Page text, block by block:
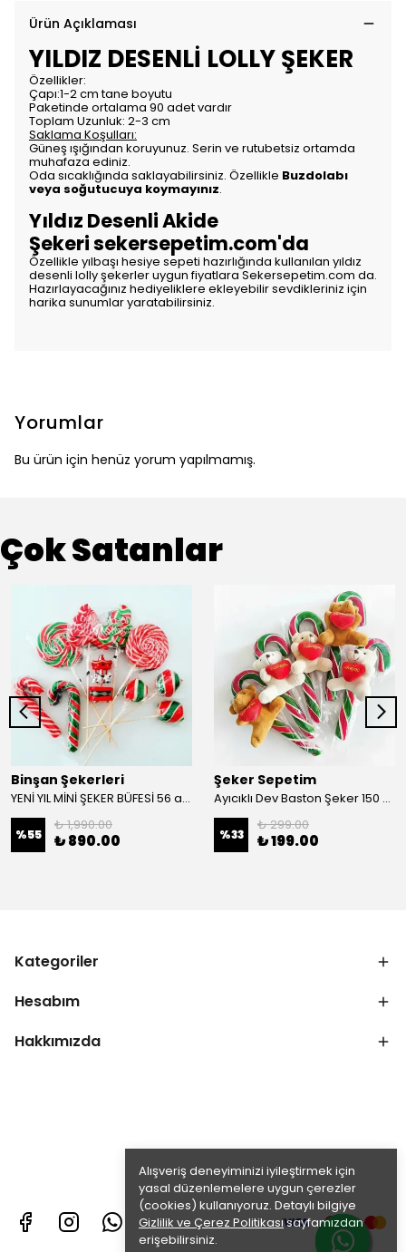
Alışveriş deneyiminizi iyileştirmek için
yasal düzenlemelere uygun çerezler
(cookies) kullanıyoruz. Detaylı bilgiye
Gizlilik ve Çerez Politikasısayfamızdan
erişebilirsiniz.
Ürün Açıklaması
YILDIZ DESENLİ LOLLY ŞEKER
Özellikler:
Çapı:1-2 cm tane boyutu
Paketinde ortalama 90 adet vardır
Toplam Uzunluk: 2-3 cm
Saklama Koşulları:
Güneş ışığından koruyunuz. Serin ve rutubetsiz ortamda
muhafaza ediniz.
Oda sıcaklığında saklayabilirsiniz. Özellikle Buzdolabı
veya soğutucuya koymayınız.
Yıldız Desenli Akide
Şekeri sekersepetim.com'da
Özellikle yılbaşı hesiye sepeti hazırlığında kullanılan yıldız
desenli lolly şekerler uygun fiyatlara Sekersepetim.com da.
Hazırlayacağınız hediyeliklere ekleyebilir sevdikleriniz için
harika sunumlar yaratabilirsiniz.
Yorumlar
Bu ürün için henüz yorum yapılmamış.
Çok Satanlar
Binşan Şekerleri
YENİ YIL MİNİ ŞEKER BÜFESİ 56 adet YY45
%55
₺ 1,990.00
₺ 890.00
Şeker Sepetim
Ayıcıklı Dev Baston Şeker 150 gr YY48
%33
₺ 299.00
₺ 199.00
Kategoriler
Hesabım
Hakkımızda